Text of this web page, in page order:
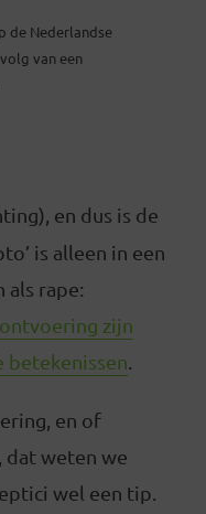
de Nederlandse
van een
en dus is de
is alleen in een
als rape:
zijn
betekenissen
en of
dat weten we
wel een tip.